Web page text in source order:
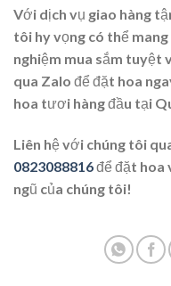
Với dịch vụ giao hàng
tôi hy vọng có thể
nghiệm mua sắm tuyệt
qua Zalo để đặt hoa
hoa tươi hàng đầu tại
Liên hệ với chúng tôi
0823088816để đặt hoa
ngũ của chúng tôi!